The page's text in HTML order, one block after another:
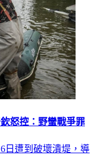
怒控：野蠻戰爭罪
日遭到破壞潰堤，導